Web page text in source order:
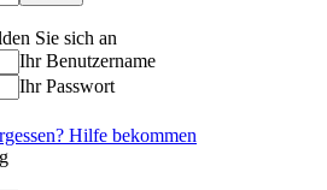
Sie sich an
Ihr Benutzername
Ihr Passwort
Hilfe bekommen